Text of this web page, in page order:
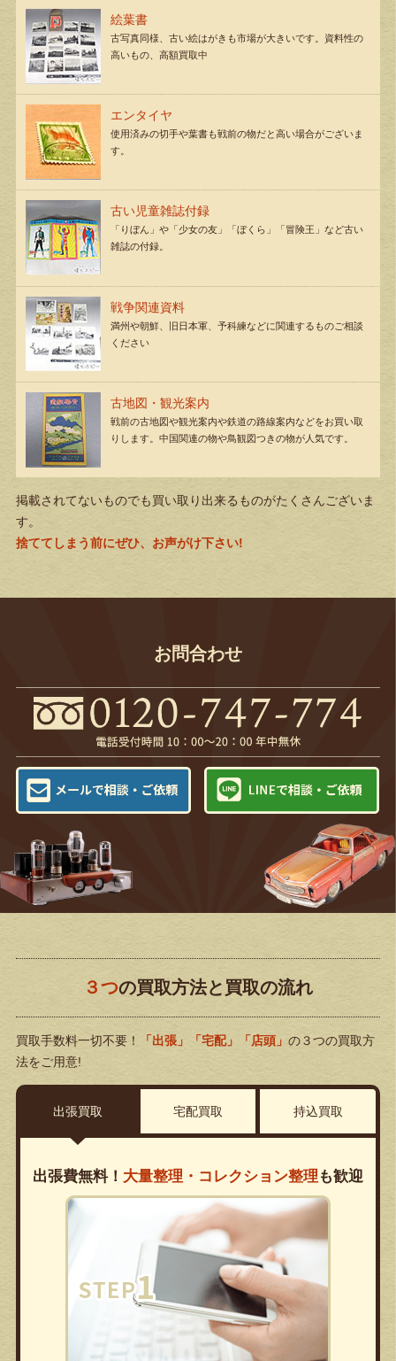
絵葉書
古写真同様、古い絵はがきも市場が大きいです。資料性の
高いもの、高額買取中
エンタイヤ
使用済みの切手や葉書も戦前の物だと高い場合がございま
す。
古い児童雑誌付録
「りぼん」や「少女の友」「ぼくら」「冒険王」など古い
雑誌の付録。
戦争関連資料
満州や朝鮮、旧日本軍、予科練などに関連するものご相談
ください
古地図・観光案内
戦前の古地図や観光案内や鉄道の路線案内などをお買い取
りします。中国関連の物や鳥観図つきの物が人気です。
掲載されてないものでも買い取り出来るものがたくさんございま
す。
捨ててしまう前にぜひ、お声がけ下さい!
お問合わせ
３つの買取方法と買取の流れ
買取手数料一切不要！ 「出張」「宅配」「店頭」 の３つの買取方
法をご用意!
出張買取 宅配買取 持込買取
出張費無料！ 大量整理・コレクション整理 も歓迎